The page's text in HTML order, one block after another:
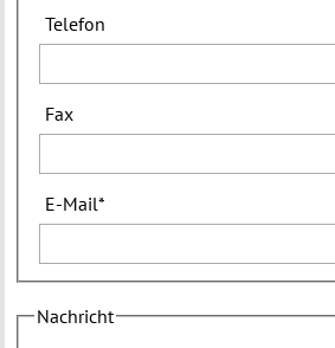
Telefon
Fax
E-Mail*
Nachricht